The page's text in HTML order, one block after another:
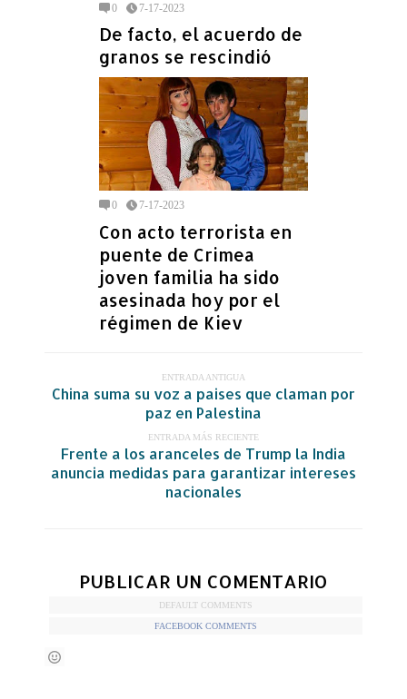
0 7-17-2023
De facto, el acuerdo de
granos se rescindió
0 7-17-2023
Con acto terrorista en
puente de Crimea
joven familia ha sido
asesinada hoy por el
régimen de Kiev
ENTRADA ANTIGUA
China suma su voz a paises que claman por
paz en Palestina
ENTRADA MÁS RECIENTE
Frente a los aranceles de Trump la India
anuncia medidas para garantizar intereses
nacionales
PUBLICAR UN COMENTARIO
DEFAULT COMMENTS
FACEBOOK COMMENTS